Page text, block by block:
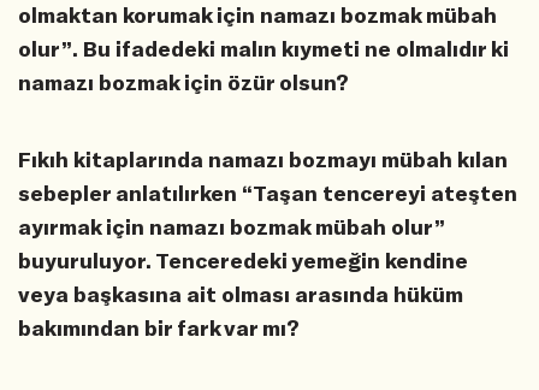
olmaktan korumak için namazı bozmak mübah
olur”. Bu ifadedeki malın kıymeti ne olmalıdır ki
namazı bozmak için özür olsun?
Fıkıh kitaplarında namazı bozmayı mübah kılan
sebepler anlatılırken “Taşan tencereyi ateşten
ayırmak için namazı bozmak mübah olur”
buyuruluyor. Tenceredeki yemeğin kendine
veya başkasına ait olması arasında hüküm
bakımından bir fark var mı?